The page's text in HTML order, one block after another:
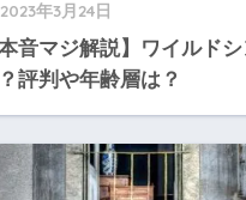
2023年3月24日
本音マジ解説】ワイルド
評判や年齢層は？